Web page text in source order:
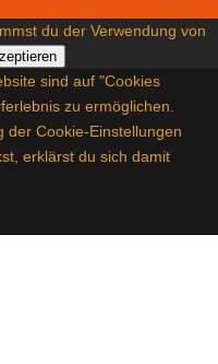
du der Verwendung von
sind auf "Cookies
zu ermöglichen.
der Cookie-Einstellungen
erklärst du sich damit